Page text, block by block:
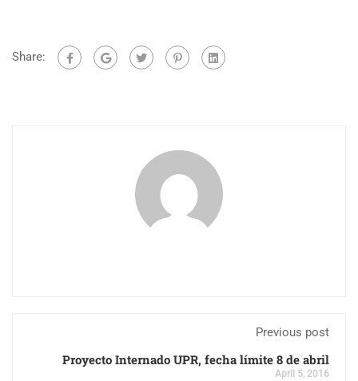
Share:
Previous post
Proyecto Internado UPR, fecha límite 8 de abril
April 5, 2016